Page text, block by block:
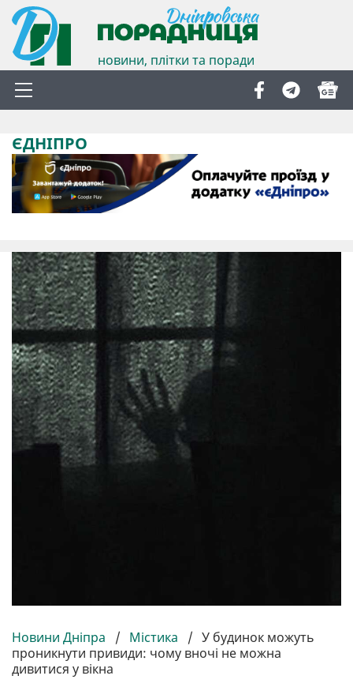
новини, плітки та поради
ЄДНІПРО
Новини Дніпра / Містика / У будинок можуть
проникнути привиди: чому вночі не можна
дивитися у вікна